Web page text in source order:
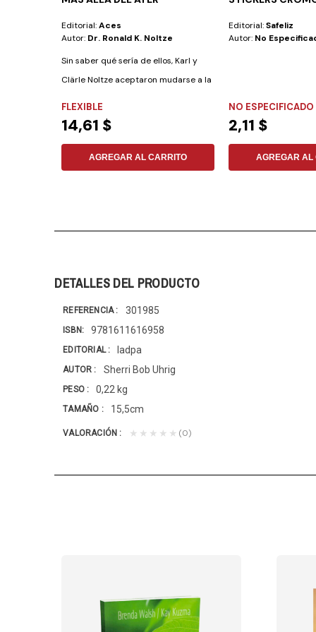
Editorial:Aces
Autor: Dr. Ronald K. Noltze
Sin saber qué sería de ellos, Karl y
Clärle Noltze aceptaron mudarse a la
FLEXIBLE
14,61 $
AGREGAR AL CARRITO
Editorial:Safeliz
Autor: No
NO ESPECIFICADO
2,11 $
AGREGAR AL
DETALLES DEL PRODUCTO
REFERENCIA 301985
ISBN 9781611616958
EDITORIAL Iadpa
AUTOR Sherri Bob Uhrig
PESO 0,22 kg
TAMAÑO 15,5cm
VALORACIÓN ★★★★★ (0)